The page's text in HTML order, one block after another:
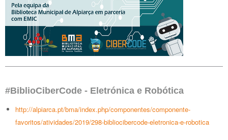
#BiblioCiberCode - Eletrónica e Robótica
http://alpiarca.pt/bma/index.php/componentes/componente-
favoritos/atividades/2019/298-bibliocibercode-eletronica-e-robotica